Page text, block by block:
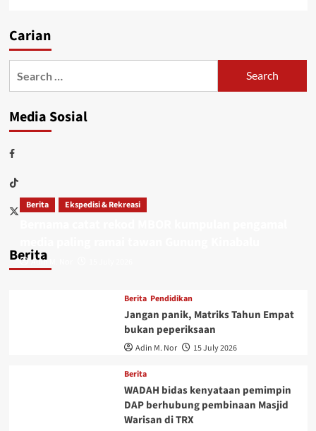
Carian
Media Sosial
Berita
Berita Ekspedisi & Rekreasi
Adin M. Nor
Berita Pendidikan
Jangan panik, Matriks Tahun Empat
bukan peperiksaan
Adin M. Nor 15 July 2026
Berita
WADAH bidas kenyataan pemimpin
DAP berhubung pembinaan Masjid
Warisan di TRX